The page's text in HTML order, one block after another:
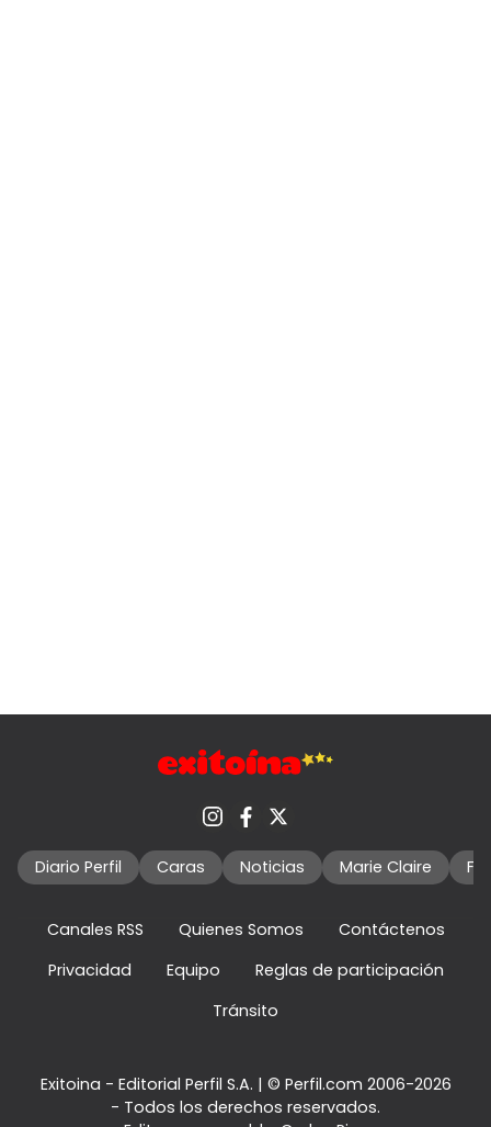
Diario Perfil Caras Noticias Marie Claire
Canales RSS Quienes Somos
Contáctenos
Privacidad
Equipo
Reglas de participación
Tránsito
Exitoina - Editorial Perfil S.A. | © Perfil.com 2006-2026
- Todos los derechos reservados.